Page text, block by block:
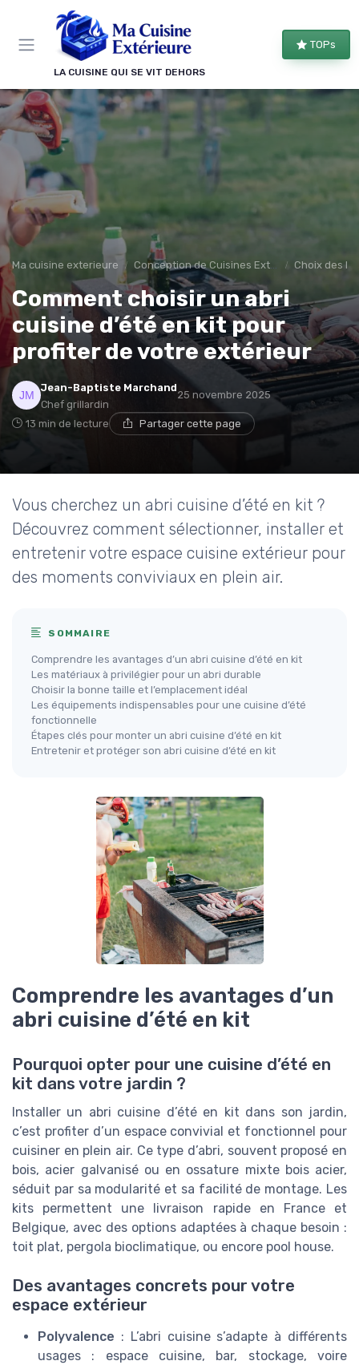
LA CUISINE QUI SE VIT DEHORS
TOPs
Ma cuisine exterieure Conception de Cuisines Extérieures Choix des
Comment choisir un abri
cuisine d’été en kit pour
profiter de votre extérieur
Jean-Baptiste Marchand
Chef grillardin
25 novembre 2025
13 min de lecture Partager cette page
Vous cherchez un abri cuisine d’été en kit ?
Découvrez comment sélectionner, installer et
entretenir votre espace cuisine extérieur pour
des moments conviviaux en plein air.
SOMMAIRE
Comprendre les avantages d’un abri cuisine d’été en kit
Les matériaux à privilégier pour un abri durable
Choisir la bonne taille et l’emplacement idéal
Les équipements indispensables pour une cuisine d’été
fonctionnelle
Étapes clés pour monter un abri cuisine d’été en kit
Entretenir et protéger son abri cuisine d’été en kit
Comprendre les avantages d’un
abri cuisine d’été en kit
Pourquoi opter pour une cuisine d’été en
kit dans votre jardin ?
Installer un abri cuisine d’été en kit dans son jardin,
c’est profiter d’un espace convivial et fonctionnel pour
cuisiner en plein air. Ce type d’abri, souvent proposé en
bois, acier galvanisé ou en ossature mixte bois acier,
séduit par sa modularité et sa facilité de montage. Les
kits permettent une livraison rapide en France et
Belgique, avec des options adaptées à chaque besoin :
toit plat, pergola bioclimatique, ou encore pool house.
Des avantages concrets pour votre
espace extérieur
Polyvalence : L’abri cuisine s’adapte à différents
usages : espace cuisine, bar, stockage, voire
Panneau de gestion des cookies